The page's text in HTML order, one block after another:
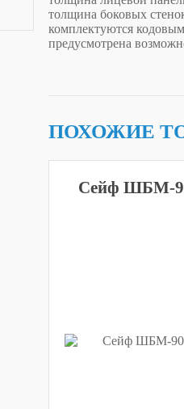
толщина боковых
комплектуются
предусмотрена
ПОХОЖИЕ
Сейф ШБМ-